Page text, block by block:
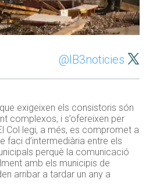
@IB3noticies
exigeixen els consistoris són
complexos, i s’ofereixen per
Col·legi, a més, es compromet a
faci d’intermediària entre els
perquè la comunicació
amb els municipis de
arribar a tardar un any a